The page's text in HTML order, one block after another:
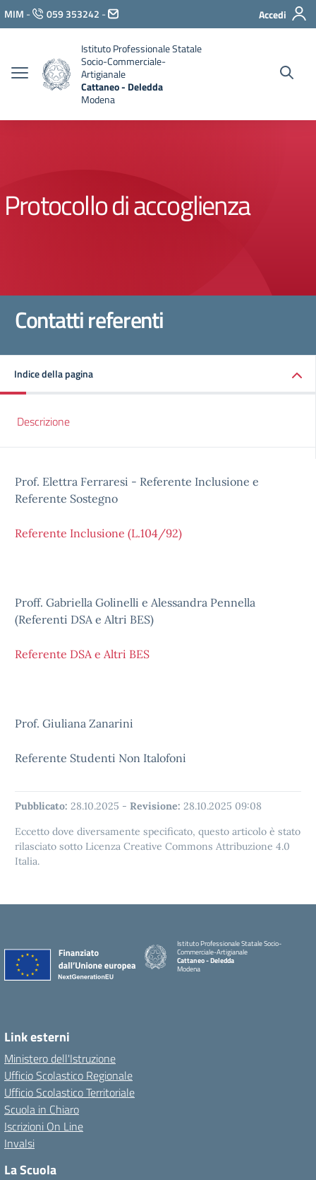
Vai ai contenuti
Vai al menu di navigazione
Vai al footer
MIM - 059 353242 - Accedi
Istituto Professionale Statale
Socio-Commerciale-
Artigianale
Cattaneo - Deledda
Modena
Protocollo di accoglienza
Contatti referenti
Indice della pagina
Descrizione
Prof. Elettra Ferraresi - Referente Inclusione e
Referente Sostegno
Referente Inclusione (L.104/92)
Proff. Gabriella Golinelli e Alessandra Pennella
(Referenti DSA e Altri BES)
Referente DSA e Altri BES
Prof. Giuliana Zanarini
Referente Studenti Non Italofoni
Pubblicato: 28.10.2025 - Revisione: 28.10.2025 09:08
Eccetto dove diversamente specificato, questo articolo è stato
rilasciato sotto Licenza Creative Commons Attribuzione 4.0
Italia.
Istituto Professionale Statale Socio-
Commerciale-Artigianale
Cattaneo - Deledda
Modena
Link esterni
Ministero dell'Istruzione
Ufficio Scolastico Regionale
Ufficio Scolastico Territoriale
Scuola in Chiaro
Iscrizioni On Line
Invalsi
La Scuola